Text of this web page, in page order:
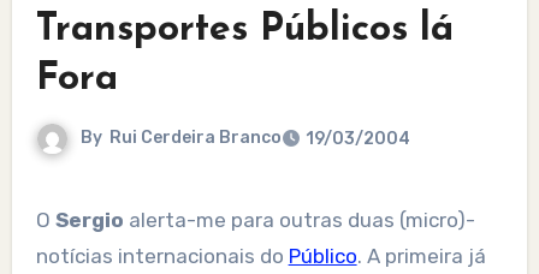
Transportes Públicos lá
Fora
By Rui Cerdeira Branco 19/03/2004
Sergio alerta-me para outras duas (micro)-
notícias internacionais do Público. A primeira já